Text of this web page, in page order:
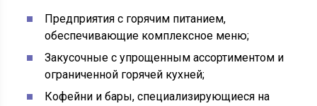
Предприятия с горячим питанием,
обеспечивающие комплексное меню;
Закусочные с упрощенным ассортиментом и
ограниченной горячей кухней;
Кофейни и бары, специализирующиеся на